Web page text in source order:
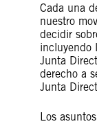
Cada una
nuestro
decidir
incluyendo
Junta
derecho a
Junta
Los